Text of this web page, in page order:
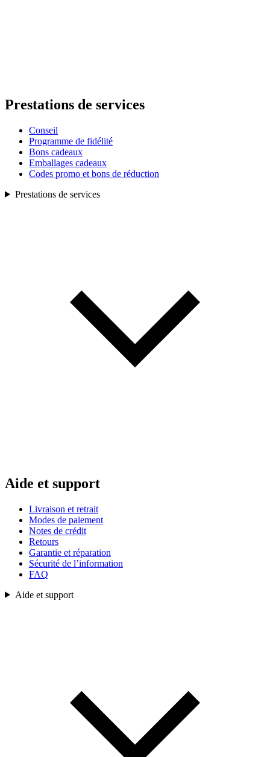
Prestations de services
Conseil
Programme de fidélité
Bons cadeaux
Emballages cadeaux
Codes promo et bons de réduction
Prestations de services
Aide et support
Livraison et retrait
Modes de paiement
Notes de crédit
Retours
Garantie et réparation
Sécurité de l’information
FAQ
Aide et support